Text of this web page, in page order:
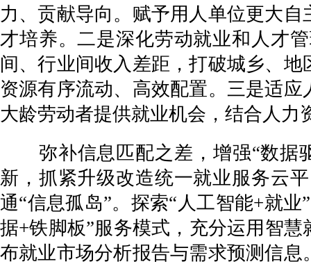
力、贡献导向。赋予用人单位更大
才培养。二是深化劳动就业和人才
间、行业间收入差距，打破城乡、
资源有序流动、高效配置。三是适
大龄劳动者提供就业机会，结合人
弥补信息匹配之差，增强“数据
新，抓紧升级改造统一就业服务云
通“信息孤岛”。探索“人工智能+就
据+铁脚板”服务模式，充分运用智
布就业市场分析报告与需求预测信